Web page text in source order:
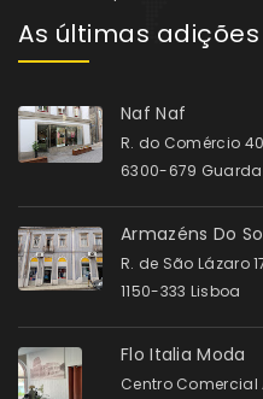
As últimas adições
Naf Naf
R. do Comércio 40
6300-679 Guarda
Armazéns Do
R. de São Lázaro
1150-333 Lisboa
Flo Italia Moda
Centro Comercial